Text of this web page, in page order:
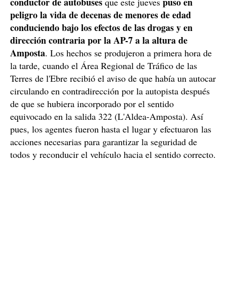
peligro la vida de decenas de menores de edad
conduciendo bajo los efectos de las drogas y en
dirección contraria por la AP-7 a la altura de
Amposta. Los hechos se produjeron a primera hora de
la tarde, cuando el Área Regional de Tráfico de las
Terres de l'Ebre recibió el aviso de que había un autocar
circulando en contradirección por la autopista después
de que se hubiera incorporado por el sentido
equivocado en la salida 322 (L'Aldea-Amposta). Así
pues, los agentes fueron hasta el lugar y efectuaron las
acciones necesarias para garantizar la seguridad de
todos y reconducir el vehículo hacia el sentido correcto.